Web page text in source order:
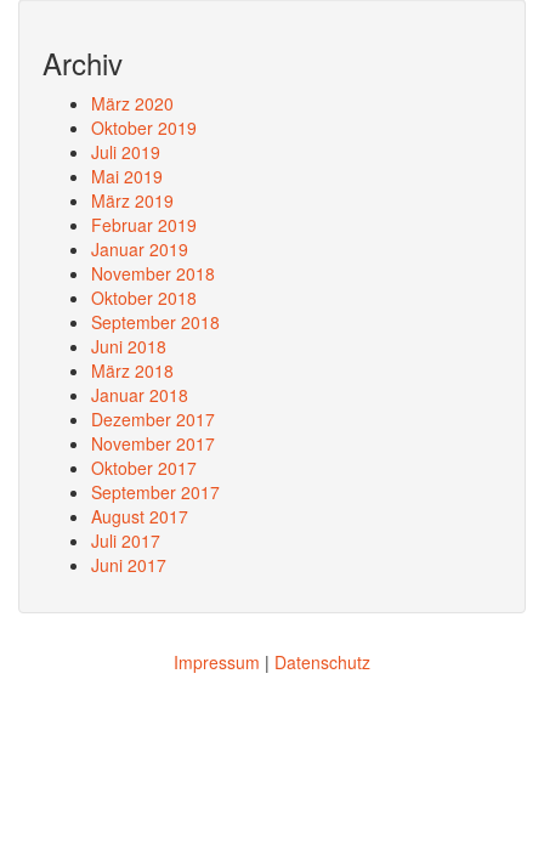
Archiv
März 2020
Oktober 2019
Juli 2019
Mai 2019
März 2019
Februar 2019
Januar 2019
November 2018
Oktober 2018
September 2018
Juni 2018
März 2018
Januar 2018
Dezember 2017
November 2017
Oktober 2017
September 2017
August 2017
Juli 2017
Juni 2017
Impressum | Datenschutz